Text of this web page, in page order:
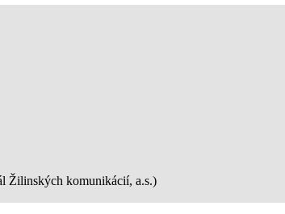
Žilinských komunikácií, a.s.)